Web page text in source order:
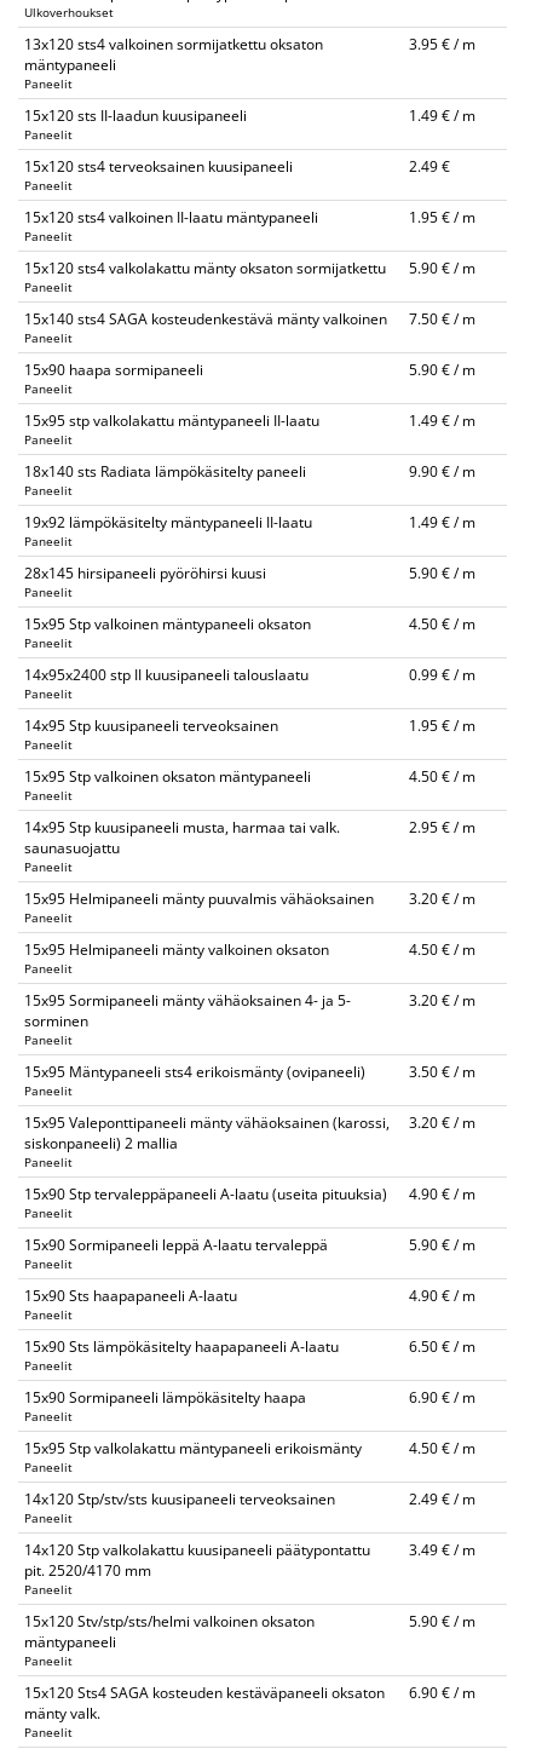
Ulkoverhoukset
13x120 sts4 valkoinen sormijatkettu oksaton
mäntypaneeli
Paneelit
3.95 € / m
15x120 sts II-laadun kuusipaneeli
Paneelit
1.49 € / m
15x120 sts4 terveoksainen kuusipaneeli
Paneelit
2.49 €
15x120 sts4 valkoinen II-laatu mäntypaneeli
Paneelit
1.95 € / m
15x120 sts4 valkolakattu mänty oksaton sormijatkettu
Paneelit
5.90 € / m
15x140 sts4 SAGA kosteudenkestävä mänty valkoinen
Paneelit
7.50 € / m
15x90 haapa sormipaneeli
Paneelit
5.90 € / m
15x95 stp valkolakattu mäntypaneeli II-laatu
Paneelit
1.49 € / m
18x140 sts Radiata lämpökäsitelty paneeli
Paneelit
9.90 € / m
19x92 lämpökäsitelty mäntypaneeli II-laatu
Paneelit
1.49 € / m
28x145 hirsipaneeli pyöröhirsi kuusi
Paneelit
5.90 € / m
15x95 Stp valkoinen mäntypaneeli oksaton
Paneelit
4.50 € / m
14x95x2400 stp II kuusipaneeli talouslaatu
Paneelit
0.99 € / m
14x95 Stp kuusipaneeli terveoksainen
Paneelit
1.95 € / m
15x95 Stp valkoinen oksaton mäntypaneeli
Paneelit
4.50 € / m
14x95 Stp kuusipaneeli musta, harmaa tai valk.
saunasuojattu
Paneelit
2.95 € / m
15x95 Helmipaneeli mänty puuvalmis vähäoksainen
Paneelit
3.20 € / m
15x95 Helmipaneeli mänty valkoinen oksaton
Paneelit
4.50 € / m
15x95 Sormipaneeli mänty vähäoksainen 4- ja 5-
sorminen
Paneelit
3.20 € / m
15x95 Mäntypaneeli sts4 erikoismänty (ovipaneeli)
Paneelit
3.50 € / m
15x95 Valeponttipaneeli mänty vähäoksainen (karossi,
siskonpaneeli) 2 mallia
Paneelit
3.20 € / m
15x90 Stp tervaleppäpaneeli A-laatu (useita pituuksia)
Paneelit
4.90 € / m
15x90 Sormipaneeli leppä A-laatu tervaleppä
Paneelit
5.90 € / m
15x90 Sts haapapaneeli A-laatu
Paneelit
4.90 € / m
15x90 Sts lämpökäsitelty haapapaneeli A-laatu
Paneelit
6.50 € / m
15x90 Sormipaneeli lämpökäsitelty haapa
Paneelit
6.90 € / m
15x95 Stp valkolakattu mäntypaneeli erikoismänty
Paneelit
4.50 € / m
14x120 Stp/stv/sts kuusipaneeli terveoksainen
Paneelit
2.49 € / m
14x120 Stp valkolakattu kuusipaneeli päätypontattu
pit. 2520/4170 mm
Paneelit
3.49 € / m
15x120 Stv/stp/sts/helmi valkoinen oksaton
mäntypaneeli
Paneelit
5.90 € / m
15x120 Sts4 SAGA kosteuden kestäväpaneeli oksaton
mänty valk.
Paneelit
6.90 € / m